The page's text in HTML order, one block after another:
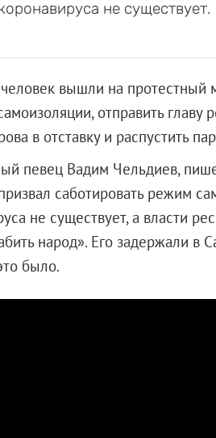
не
вышли на протестный
отправить главу
в отставку и распустить
певец Вадим Чельдиев,
саботировать режим
не существует, а власти
народ». Его задержали в
было.